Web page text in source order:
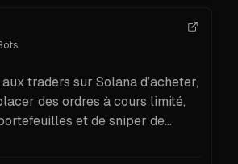
traders sur Solana d’acheter,
des ordres à cours limité,
et de sniper de